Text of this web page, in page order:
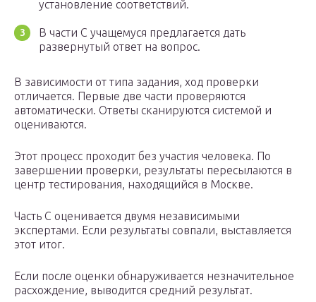
установление соответствий.
В части С учащемуся предлагается дать
развернутый ответ на вопрос.
В зависимости от типа задания, ход проверки
отличается. Первые две части проверяются
автоматически. Ответы сканируются системой и
оцениваются.
Этот процесс проходит без участия человека. По
завершении проверки, результаты пересылаются в
центр тестирования, находящийся в Москве.
Часть С оценивается двумя независимыми
экспертами. Если результаты совпали, выставляется
этот итог.
Если после оценки обнаруживается незначительное
расхождение, выводится средний результат.